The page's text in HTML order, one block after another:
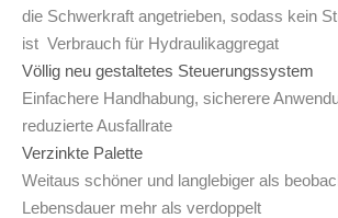
die Schwerkraft angetrieben, sodass kein
ist Verbrauch für Hydraulikaggregat
Völlig neu gestaltetes Steuerungssystem
Einfachere Handhabung, sicherere
reduzierte Ausfallrate
Verzinkte Palette
Weitaus schöner und langlebiger als
Lebensdauer mehr als verdoppelt